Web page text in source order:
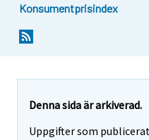
Konsumentprisindex
Denna sida är arkiverad.
Uppgifter som